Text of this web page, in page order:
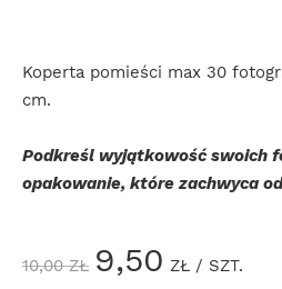
Koperta pomieści max 30
cm.
Podkreśl wyjątkowość swoich
opakowanie, które zachwyca
10,00ZŁ 9,50 ZŁ / SZT.